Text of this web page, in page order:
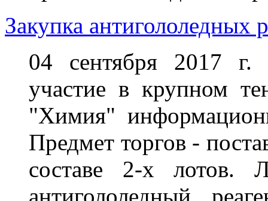
Закупка антигололедных
04 сентября 2017 г.
участие в крупном
"Химия"
Предмет торгов -
составе 2-х
антигололедный